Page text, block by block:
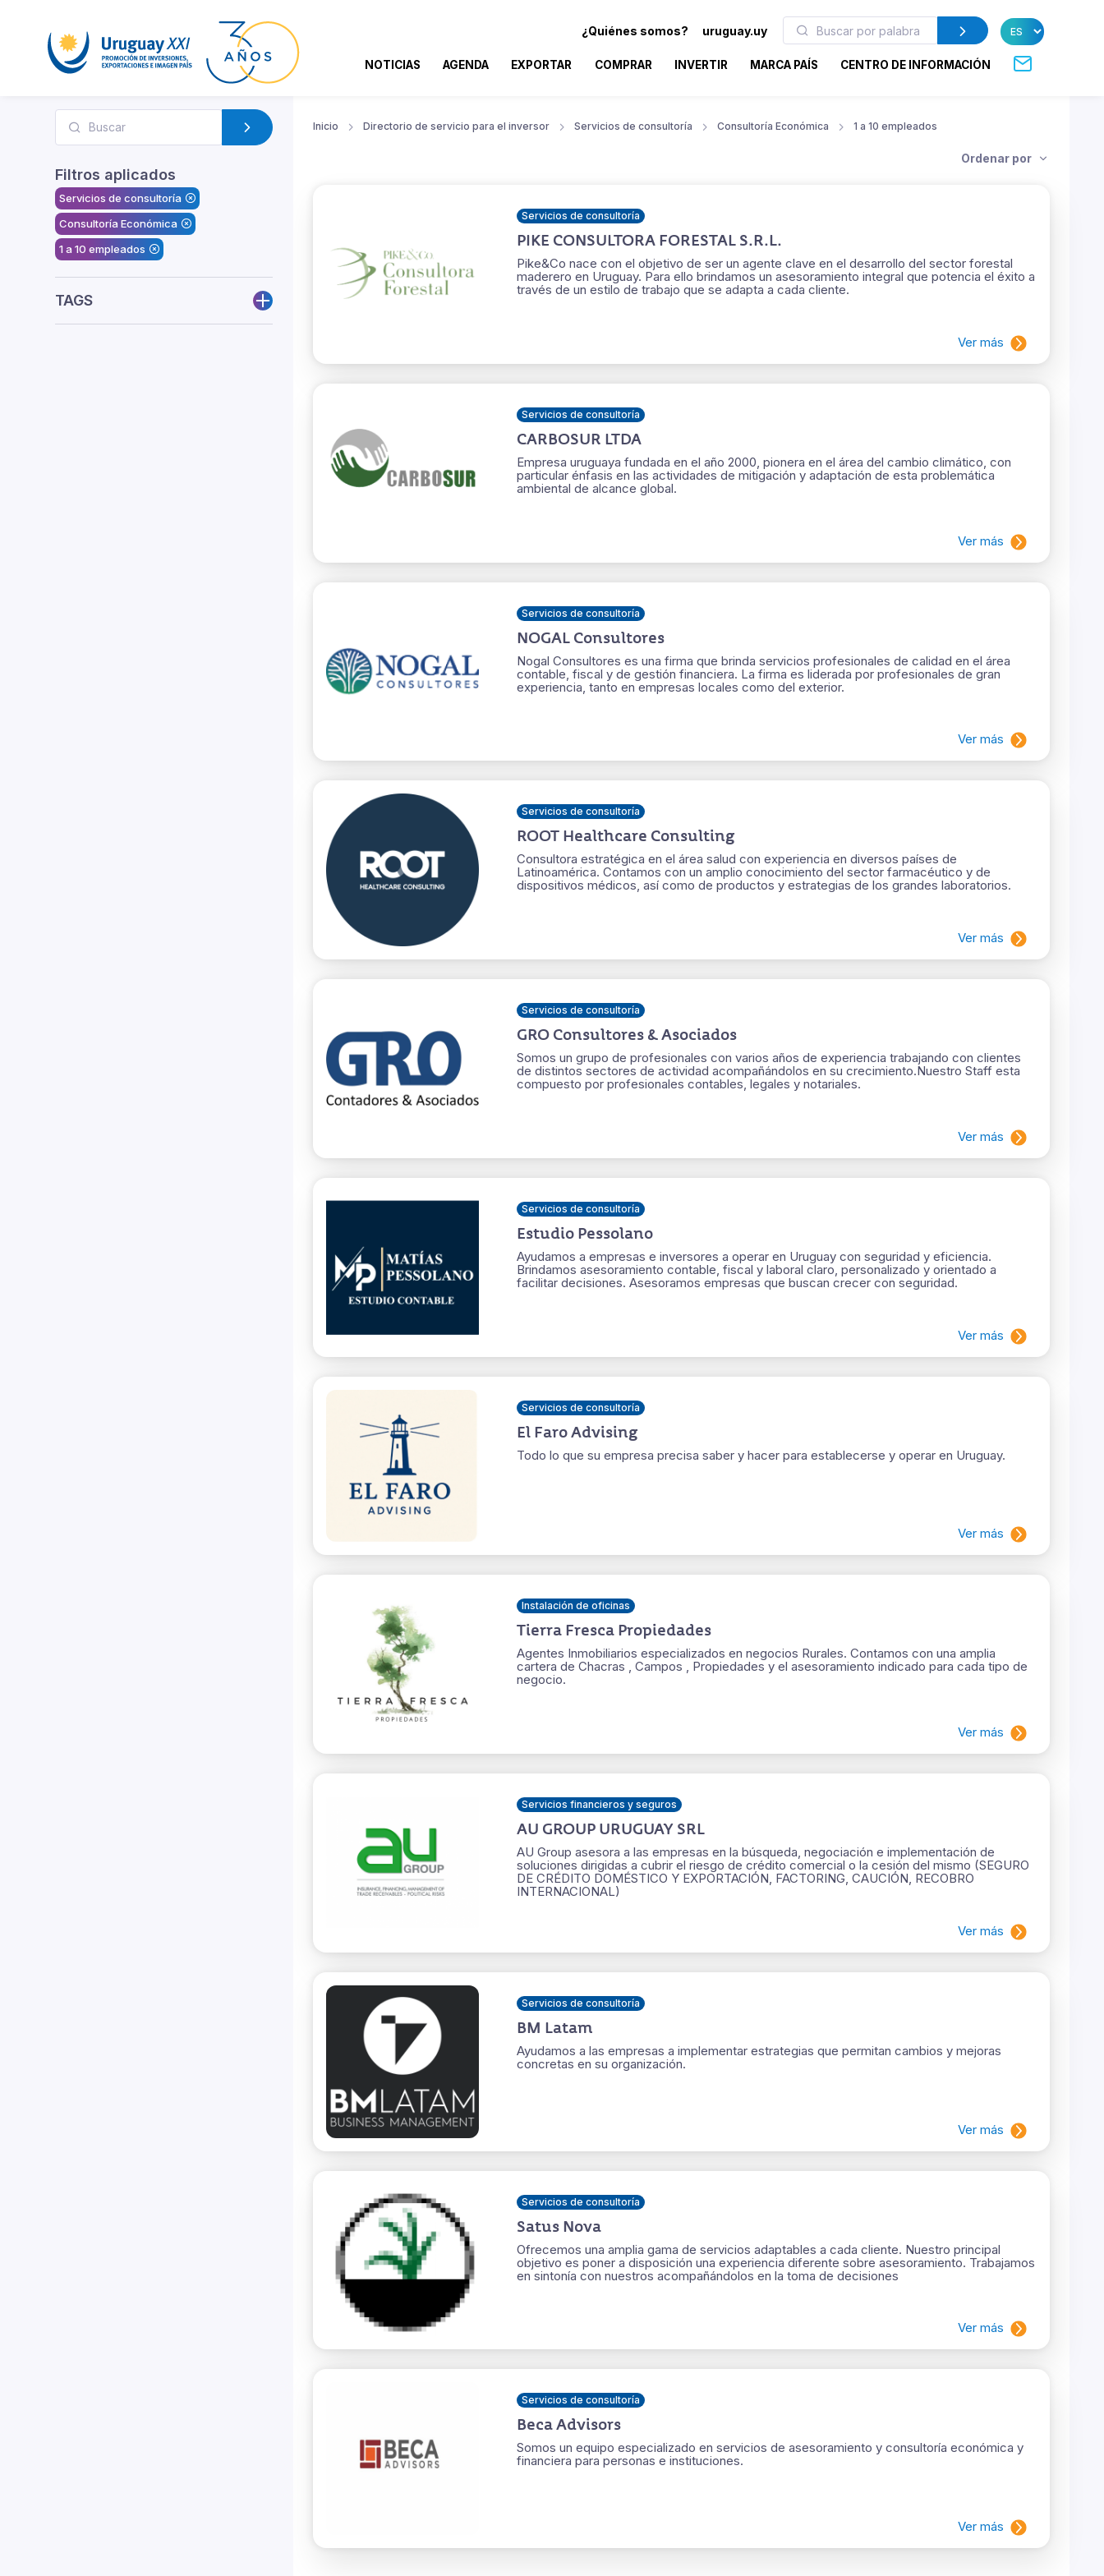
¿Quiénes somos? uruguay.uy
NOTICIAS AGENDA EXPORTAR COMPRAR INVERTIR MARCA PAÍS CENTRO DE INFORMACIÓN
Filtros aplicados
Servicios de consultoría
Consultoría Económica
1 a 10 empleados
TAGS
Inicio Directorio de servicio para el inversor Servicios de consultoría Consultoría Económica 1 a 10 empleados
Ordenar por
Servicios de consultoría
PIKE CONSULTORA FORESTAL S.R.L.
Pike&Co nace con el objetivo de ser un agente clave en el desarrollo del sector forestal
maderero en Uruguay. Para ello brindamos un asesoramiento integral que potencia el éxito a
través de un estilo de trabajo que se adapta a cada cliente.
Ver más
Servicios de consultoría
CARBOSUR LTDA
Empresa uruguaya fundada en el año 2000, pionera en el área del cambio climático, con
particular énfasis en las actividades de mitigación y adaptación de esta problemática
ambiental de alcance global.
Ver más
Servicios de consultoría
NOGAL Consultores
Nogal Consultores es una firma que brinda servicios profesionales de calidad en el área
contable, fiscal y de gestión financiera. La firma es liderada por profesionales de gran
experiencia, tanto en empresas locales como del exterior.
Ver más
Servicios de consultoría
ROOT Healthcare Consulting
Consultora estratégica en el área salud con experiencia en diversos países de
Latinoamérica. Contamos con un amplio conocimiento del sector farmacéutico y de
dispositivos médicos, así como de productos y estrategias de los grandes laboratorios.
Ver más
Servicios de consultoría
GRO Consultores & Asociados
Somos un grupo de profesionales con varios años de experiencia trabajando con clientes
de distintos sectores de actividad acompañándolos en su crecimiento. ​Nuestro Staff esta
compuesto por profesionales contables, legales y notariales.
Ver más
Servicios de consultoría
Estudio Pessolano
Ayudamos a empresas e inversores a operar en Uruguay con seguridad y eficiencia.
Brindamos asesoramiento contable, fiscal y laboral claro, personalizado y orientado a
facilitar decisiones. Asesoramos empresas que buscan crecer con seguridad.
Ver más
Servicios de consultoría
El Faro Advising
Todo lo que su empresa precisa saber y hacer para establecerse y operar en Uruguay.
Ver más
Instalación de oficinas
Tierra Fresca Propiedades
Agentes Inmobiliarios especializados en negocios Rurales. Contamos con una amplia
cartera de Chacras , Campos , Propiedades y el asesoramiento indicado para cada tipo de
negocio.
Ver más
Servicios financieros y seguros
AU GROUP URUGUAY SRL
AU Group asesora a las empresas en la búsqueda, negociación e implementación de
soluciones dirigidas a cubrir el riesgo de crédito comercial o la cesión del mismo (SEGURO
DE CRÉDITO DOMÉSTICO Y EXPORTACIÓN, FACTORING, CAUCIÓN, RECOBRO
INTERNACIONAL)
Ver más
Servicios de consultoría
BM Latam
Ayudamos a las empresas a implementar estrategias que permitan cambios y mejoras
concretas en su organización.
Ver más
Servicios de consultoría
Satus Nova
Ofrecemos una amplia gama de servicios adaptables a cada cliente. Nuestro principal
objetivo es poner a disposición una experiencia diferente sobre asesoramiento. Trabajamos
en sintonía con nuestros acompañándolos en la toma de decisiones
Ver más
Servicios de consultoría
Beca Advisors
Somos un equipo especializado en servicios de asesoramiento y consultoría económica y
financiera para personas e instituciones.
Ver más